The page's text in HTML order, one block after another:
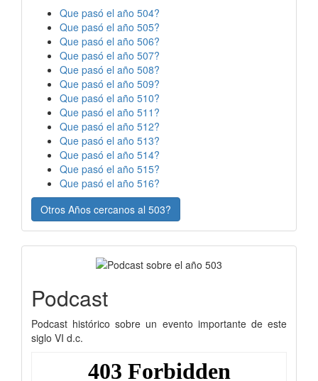
Que pasó el año 504?
Que pasó el año 505?
Que pasó el año 506?
Que pasó el año 507?
Que pasó el año 508?
Que pasó el año 509?
Que pasó el año 510?
Que pasó el año 511?
Que pasó el año 512?
Que pasó el año 513?
Que pasó el año 514?
Que pasó el año 515?
Que pasó el año 516?
Otros Años cercanos al 503?
Podcast
Podcast histórico sobre un evento importante de este
siglo VI d.c.